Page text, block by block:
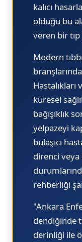
kalıcı
olduğu bu
veren bir tıp
Modern
küresel
bağışıklık
yelpazeyi
bulaşıcı
direnci veya
rehberliği
"Ankara
dendiğinde
derinliği ile